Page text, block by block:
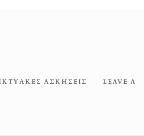
ΑΣΚΉΣΕΙΣ
LEAVE A